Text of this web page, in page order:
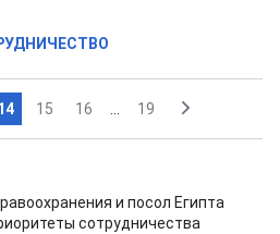
15 16 19
и посол Египта
сотрудничества